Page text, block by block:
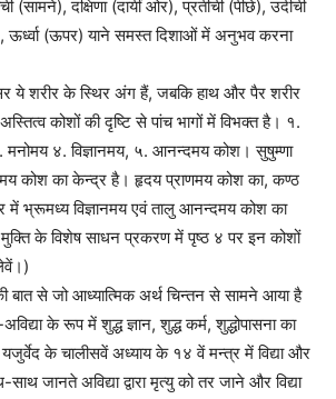
(सामने), दक्षिणा (दायीं ओर), प्रतीची (पीछे), उदीची
ऊर्ध्वा (ऊपर) याने समस्त दिशाओं में अनुभव करना
ये शरीर के स्थिर अंग हैं, जबकि हाथ और पैर शरीर
कोशों की दृष्टि से पांच भागों में विभक्त है। १.
४. विज्ञानमय, ५. आनन्दमय कोश। सुषुम्णा
कोश का केन्द्र है। हृदय प्राणमय कोश का, कण्ठ
में भ्रूमध्य विज्ञानमय एवं तालु आनन्दमय कोश का
के विशेष साधन प्रकरण में पृष्ठ ४ पर इन कोशों
से जो आध्यात्मिक अर्थ चिन्तन से सामने आया है
के रूप में शुद्ध ज्ञान, शुद्ध कर्म, शुद्धोपासना का
के चालीसवें अध्याय के १४ वें मन्त्र में विद्या और
जानते अविद्या द्वारा मृत्यु को तर जाने और विद्या